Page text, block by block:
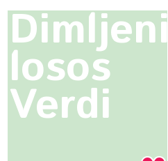
Dimljeni
losos
Verdi